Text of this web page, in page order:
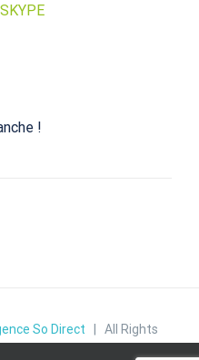
!
So Direct | All Rights
Mentions